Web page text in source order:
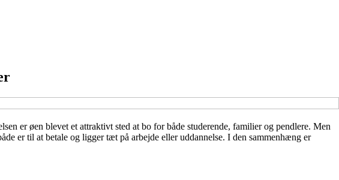
er øen blevet et attraktivt sted at bo for både studerende, familier og pendlere. Men
er til at betale og ligger tæt på arbejde eller uddannelse. I den sammenhæng er